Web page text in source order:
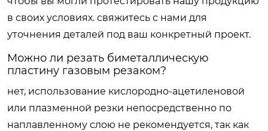
в своих условиях. свяжитесь с нами для
уточнения деталей под ваш конкретный проект.
Можно ли резать биметаллическую
пластину газовым резаком?
нет, использование кислородно-ацетиленовой
или плазменной резки непосредственно по
наплавленному слою не рекомендуется, так как